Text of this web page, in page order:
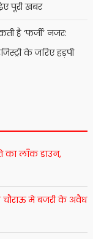
पूरी खबर
है ‘फर्जी’ नजर:
के जरिए हड़पी
का लाँक डाउन,
मे बजरी के अवैध